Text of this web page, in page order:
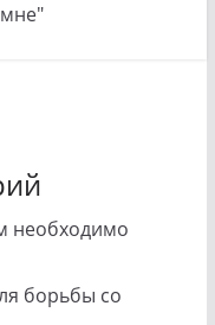
необходимо
борьбы со